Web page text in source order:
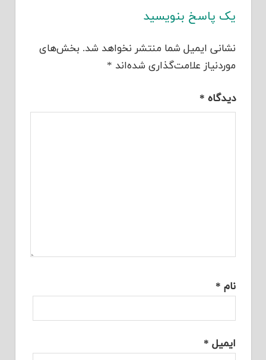
یک پاسخ بنویسید
نشانی ایمیل شما منتشر نخواهد شد. بخش‌های
موردنیاز علامت‌گذاری شده‌اند *
دیدگاه *
نام *
ایمیل *